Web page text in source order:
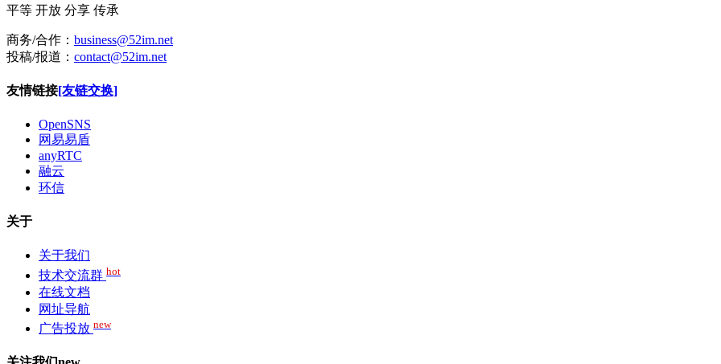
平等 开放 分享 传承
商务/合作： business@52im.net
投稿/报道： contact@52im.net
友情链接[友链交换]
OpenSNS
网易易盾
anyRTC
融云
环信
关于
关于我们
技术交流群 hot
在线文档
网址导航
广告投放 new